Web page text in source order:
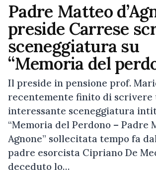
Padre Matteo
preside Carrese
sceneggiatura su
“Memoria del
Il preside in pensione prof.
recentemente finito di scrivere
interessante sceneggiatura
“Memoria del Perdono – Padre
Agnone” sollecitata tempo fa
padre esorcista Cipriano De
deceduto lo…